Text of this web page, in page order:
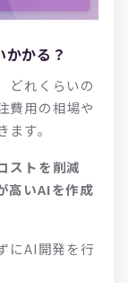
かる？
どれくらいの
費用の相場や
す。
ストを削減
高いAIを作成
にAI開発を行